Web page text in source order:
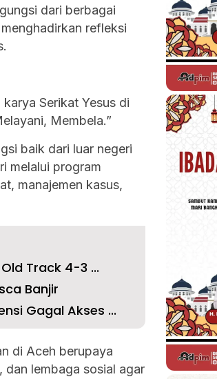
dari berbagai
refleksi
Serikat Yesus di
Membela.”
baik dari luar negeri
melalui program
manajemen kasus,
Track 4-3 ...
Banjir
Gagal Akses ...
di Aceh berupaya
dan lembaga sosial agar